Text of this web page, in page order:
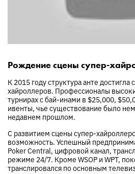
Рождение сцены супер-
К 2015 году структура анте достигла
хайроллеров. Профессионалы
турнирах с бай-инами в $25,000,
ивенты, чье существование было
недавнем прошлом.
С развитием сцены супер-
возможность. Успешный
Poker Central, цифровой канал,
режиме 24/7. Кроме WSOP и WPT,
транслировался по основным